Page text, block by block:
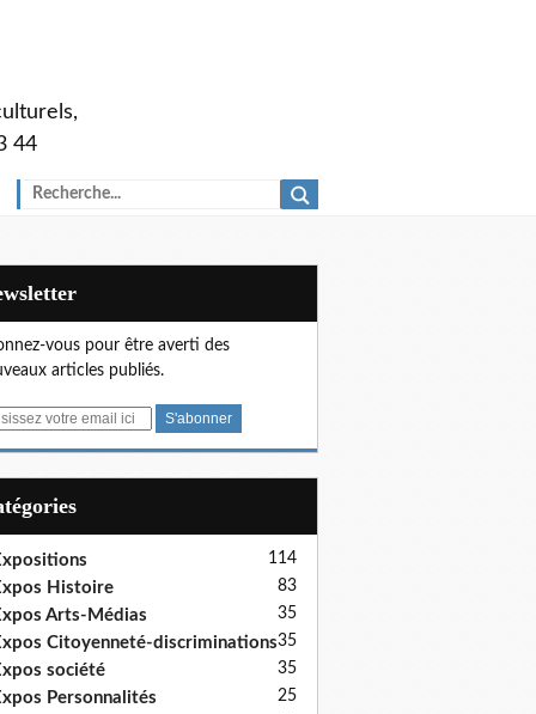
44
vous pour être averti des
articles publiés.
114
Histoire 83
Arts-Médias 35
Citoyenneté-discriminations35
société 35
Personnalités 25